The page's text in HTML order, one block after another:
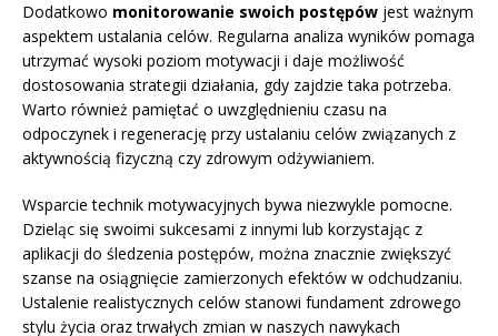
Dodatkowo monitorowanie swoich postępów jest ważnym
aspektem ustalania celów. Regularna analiza wyników pomaga
utrzymać wysoki poziom motywacji i daje możliwość
dostosowania strategii działania, gdy zajdzie taka potrzeba.
Warto również pamiętać o uwzględnieniu czasu na
odpoczynek i regenerację przy ustalaniu celów związanych z
aktywnością fizyczną czy zdrowym odżywianiem.
Wsparcie technik motywacyjnych bywa niezwykle pomocne.
Dzieląc się swoimi sukcesami z innymi lub korzystając z
aplikacji do śledzenia postępów, można znacznie zwiększyć
szanse na osiągnięcie zamierzonych efektów w odchudzaniu.
Ustalenie realistycznych celów stanowi fundament zdrowego
stylu życia oraz trwałych zmian w naszych nawykach